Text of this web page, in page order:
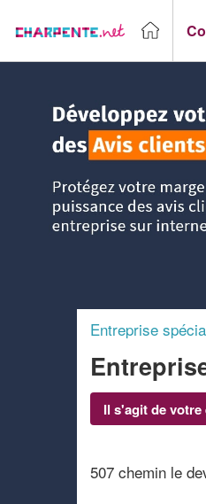
Entreprise
Il s'agit de
507 chemin le